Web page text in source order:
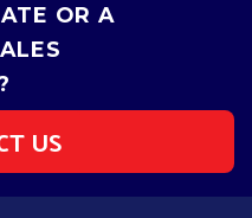
OR A
US